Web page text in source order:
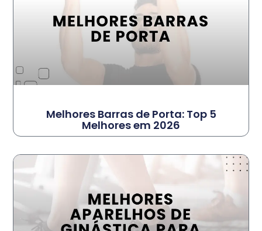
Melhores Barras de Porta: Top 5
Melhores em 2026